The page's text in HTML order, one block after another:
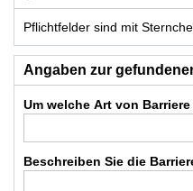
Pflichtfelder sind mit
Dieses Formular enthält
Angaben zur
Um welche Art von
Beschreiben Sie die